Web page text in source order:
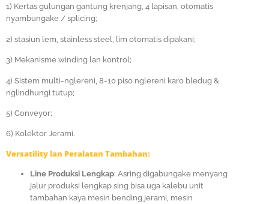
1) Kertas gulungan gantung krenjang, 4 lapisan, otomatis
nyambungake / splicing;
2) stasiun lem, stainless steel, lim otomatis dipakani;
3) Mekanisme winding lan kontrol;
4) Sistem multi-nglereni, 8-10 piso nglereni karo bledug &
nglindhungi tutup;
5) Conveyor;
6) Kolektor Jerami.
Versatility lan Peralatan Tambahan:
Line Produksi Lengkap: Asring digabungake menyang
jalur produksi lengkap sing bisa uga kalebu unit
tambahan kaya mesin bending jerami, mesin